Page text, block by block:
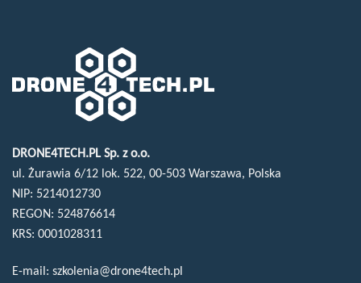
DRONE4TECH.PL Sp. z o.o.
ul. Żurawia 6/12 lok. 522, 00-503 Warszawa, Polska
NIP: 5214012730
REGON: 524876614
KRS: 0001028311
E-mail: szkolenia@drone4tech.pl